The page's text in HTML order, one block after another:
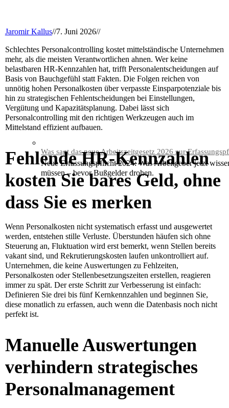
Was sagt das neue Arbeitszeitgesetz 2026 zur
Neue Erfassungspflicht 2024: Was Arbeitgeber jetzt
müssen – bevor Bußgelder drohen.
Jaromir Kallus//7. Juni 2026//
Schlechtes Personalcontrolling kostet mittelständische Unternehmen
mehr, als die meisten Verantwortlichen ahnen. Wer keine
belastbaren HR-Kennzahlen hat, trifft Personalentscheidungen auf
Basis von Bauchgefühl statt Fakten. Die Folgen reichen von
unnötig hohen Personalkosten über verpasste Einsparpotenziale bis
hin zu strategischen Fehlentscheidungen bei Einstellungen,
Vergütung und Kapazitätsplanung. Dabei lässt sich
Personalcontrolling mit den richtigen Werkzeugen auch im
Mittelstand effizient aufbauen.
Fehlende HR-Kennzahlen
kosten Sie bares Geld, ohne
dass Sie es merken
Wenn Personalkosten nicht systematisch erfasst und ausgewertet
werden, entstehen stille Verluste. Überstunden häufen sich ohne
Steuerung an, Fluktuation wird erst bemerkt, wenn Stellen bereits
vakant sind, und Rekrutierungskosten laufen unkontrolliert auf.
Unternehmen, die keine Auswertungen zu Fehlzeiten,
Personalkosten oder Stellenbesetzungszeiten erstellen, reagieren
immer zu spät. Der erste Schritt zur Verbesserung ist einfach:
Definieren Sie drei bis fünf Kernkennzahlen und beginnen Sie,
diese monatlich zu erfassen, auch wenn die Datenbasis noch nicht
perfekt ist.
Manuelle Auswertungen
verhindern strategisches
Personalmanagement